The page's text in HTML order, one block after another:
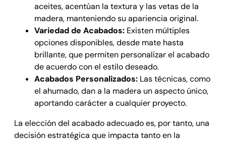
aceites, acentúan la textura y las vetas de la
madera, manteniendo su apariencia original.
Variedad de Acabados: Existen múltiples
opciones disponibles, desde mate hasta
brillante, que permiten personalizar el acabado
de acuerdo con el estilo deseado.
Acabados Personalizados: Las técnicas, como
el ahumado, dan a la madera un aspecto único,
aportando carácter a cualquier proyecto.
La elección del acabado adecuado es, por tanto, una
decisión estratégica que impacta tanto en la